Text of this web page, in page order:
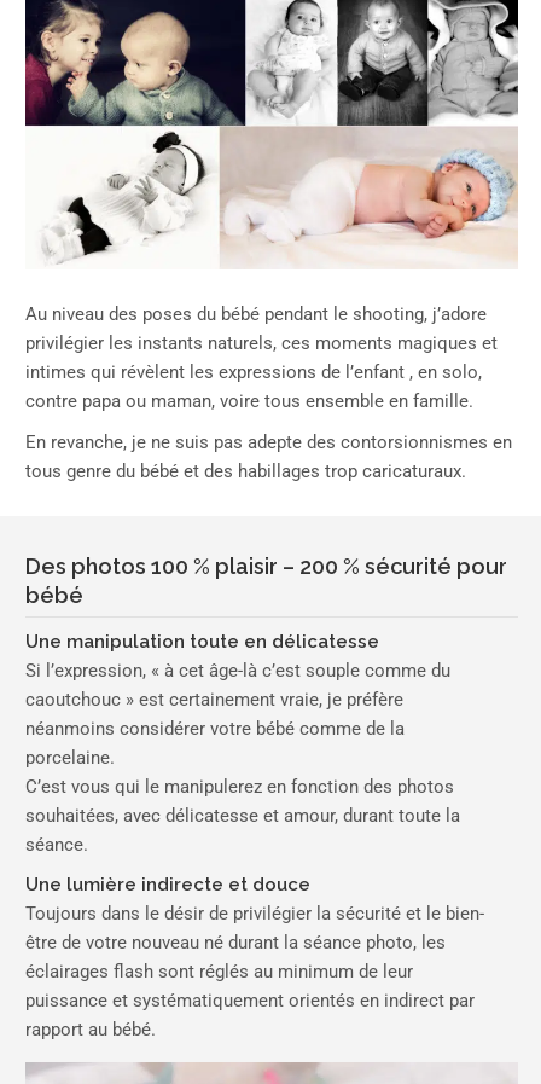
Au niveau des poses du bébé pendant le shooting, j’adore
privilégier les instants naturels, ces moments magiques et
intimes qui révèlent les expressions de l’enfant , en solo,
contre papa ou maman, voire tous ensemble en famille.
En revanche, je ne suis pas adepte des contorsionnismes en
tous genre du bébé et des habillages trop caricaturaux.
Des photos 100 % plaisir – 200 % sécurité pour
bébé
Une manipulation toute en délicatesse
Si l’expression, « à cet âge-là c’est souple comme du
caoutchouc » est certainement vraie, je préfère
néanmoins considérer votre bébé comme de la
porcelaine.
C’est vous qui le manipulerez en fonction des photos
souhaitées, avec délicatesse et amour, durant toute la
séance.
Une lumière indirecte et douce
Toujours dans le désir de privilégier la sécurité et le bien-
être de votre nouveau né durant la séance photo, les
éclairages flash sont réglés au minimum de leur
puissance et systématiquement orientés en indirect par
rapport au bébé.